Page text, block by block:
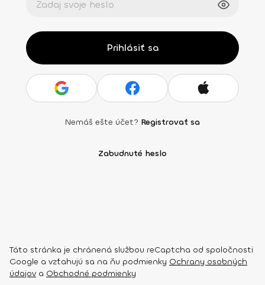
Prihlásiť sa
Nemáš ešte účet? Registrovať sa
Zabudnuté heslo
Táto stránka je chránená službou reCaptcha od spoločnosti
Google a vzťahujú sa na ňu podmienky Ochrany osobných
údajov a Obchodné podmienky